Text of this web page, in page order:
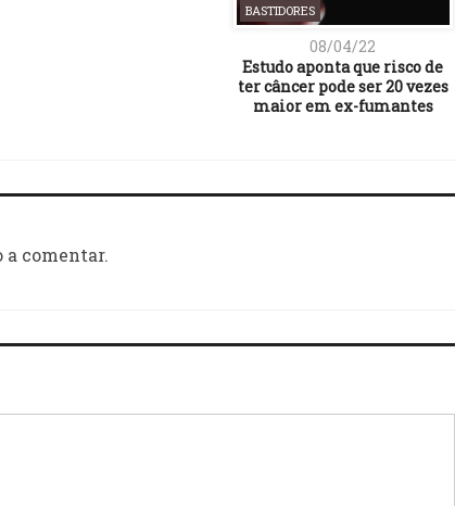
BASTIDORES
08/04/22
Estudo aponta que risco de
ter câncer pode ser 20 vezes
maior em ex-fumantes
a comentar.